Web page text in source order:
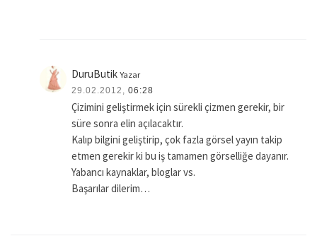
DuruButik Yazar
29.02.2012, 06:28
Çizimini geliştirmek için sürekli çizmen gerekir, bir
süre sonra elin açılacaktır.
Kalıp bilgini geliştirip, çok fazla görsel yayın takip
etmen gerekir ki bu iş tamamen görselliğe dayanır.
Yabancı kaynaklar, bloglar vs.
Başarılar dilerim…